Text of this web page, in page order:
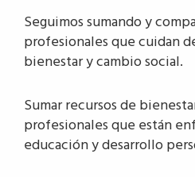
Seguimos sumando y
profesionales que cuidan
bienestar y cambio social.
Sumar recursos de
profesionales que están
educación y desarrollo